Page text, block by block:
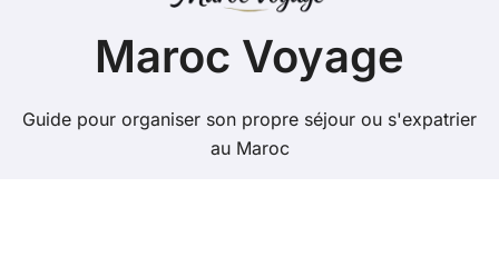
Maroc Voyage
Guide pour organiser son propre séjour ou s'expatrier
au Maroc